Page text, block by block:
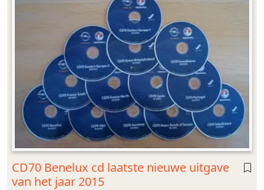
CD70 Benelux cd laatste nieuwe uitgave
van het jaar 2015